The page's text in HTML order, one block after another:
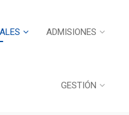
ADMISIONES
GESTIÓN